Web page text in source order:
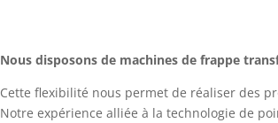
Nous disposons de machines de frappe
Cette flexibilité nous permet de réaliser des
Notre expérience alliée à la technologie de